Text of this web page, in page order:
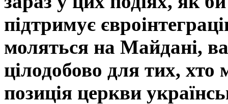
підтримує
моляться на Майдані,
цілодобово для тих, хто
позиція церкви